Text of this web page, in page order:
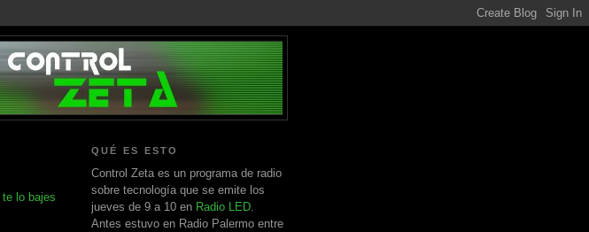
te lo bajes
QUÉ ES ESTO
Control Zeta es un programa de radio
sobre tecnología que se emite los
jueves de 9 a 10 en Radio LED.
Antes estuvo en Radio Palermo entre